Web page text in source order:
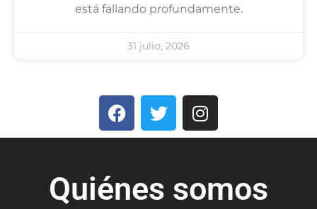
está fallando profundamente.
31 julio, 2026
Quiénes somos